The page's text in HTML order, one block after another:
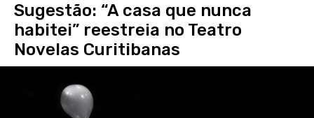
Sugestão: “A casa que nunca
habitei” reestreia no Teatro
Novelas Curitibanas